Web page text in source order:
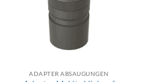
ADAPTER ABSAUGUNGEN